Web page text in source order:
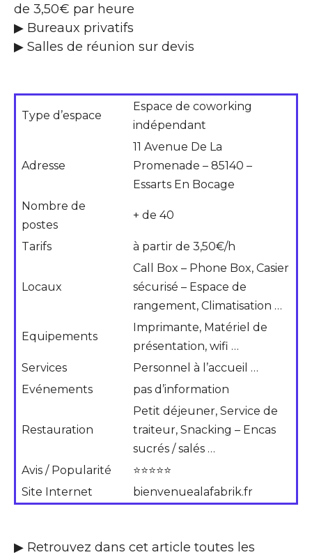
de 3,50€ par heure
▶ Bureaux privatifs
▶ Salles de réunion sur devis
Type d’espace
Espace de coworking
indépendant
Adresse
11 Avenue De La
Promenade – 85140 –
Essarts En Bocage
Nombre de
postes
+ de 40
Tarifs à partir de 3,50€/h
Locaux
Call Box – Phone Box, Casier
sécurisé – Espace de
rangement, Climatisation …
Equipements
Imprimante, Matériel de
présentation, wifi …
Services
Personnel à l’accueil …
Evénements
pas d’information
Restauration
Petit déjeuner, Service de
traiteur, Snacking – Encas
sucrés / salés …
Avis / Popularité
⭐⭐⭐⭐⭐
Site Internet
bienvenuealafabrik.fr
▶ Retrouvez dans cet article toutes les